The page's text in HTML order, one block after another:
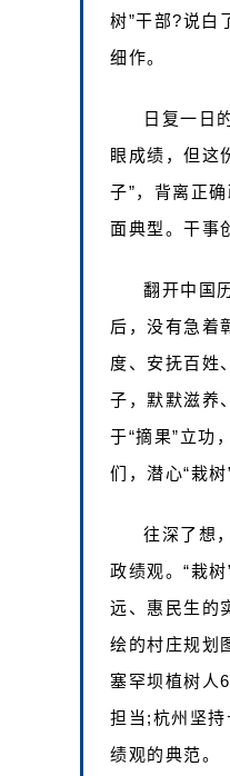
树”干部?说白
细作。
日复一日
眼成绩，但这
子”，背离正
面典型。干事
翻开中国
后，没有急着
度、安抚百姓
子，默默滋养
于“摘果”立功
们，潜心“栽
往深了想
政绩观。“栽
远、惠民生的
绘的村庄规划
塞罕坝植树人
担当;杭州坚持
绩观的典范。